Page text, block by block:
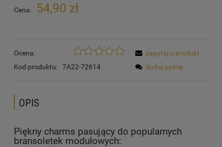
Cena: 54,90 zł
Ocena:
Kod produktu:
7A22-72614
zapytaj o produkt
dodaj opinię
OPIS
Piękny charms pasujący do popularnych
bransoletek modułowych: